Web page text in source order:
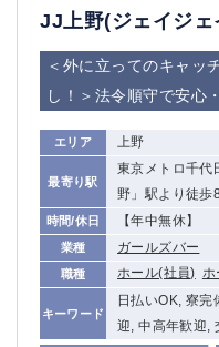
JJ上野(ジェイジェ
＜外に立ってのキャッ
し！＞法令順守で安心
エリア 上野
最寄り駅
東京メトロ千代
野」駅より徒歩
時間/休日 【年中無休】
業種 ガールズバー
職種 ホール(社員) ホ
キーワード
日払いOK, 寮完
迎, 中高年歓迎,
蒲田
①六本木 ②西麻布
赤羽
蒲田東口
立川（南口）
浜松町
中野
府中
ひばりヶ丘（北口）
吉祥寺（南口／公園口
自由が丘